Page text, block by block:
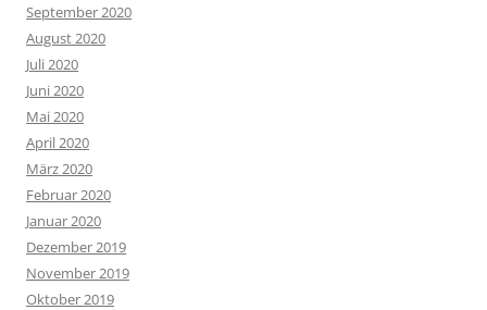
September 2020
August 2020
Juli 2020
Juni 2020
Mai 2020
April 2020
März 2020
Februar 2020
Januar 2020
Dezember 2019
November 2019
Oktober 2019